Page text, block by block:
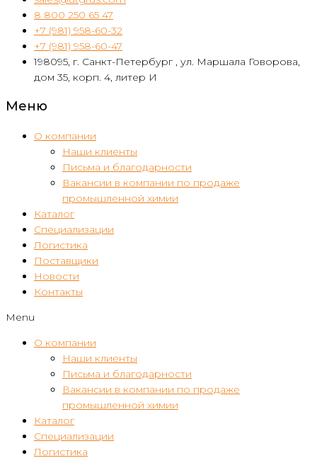
8 800 250 65 47
+7 (981) 958-60-32
+7 (981) 958-60-47
198095, г. Санкт-Петербург , ул. Маршала Говорова,
дом 35, корп. 4, литер И
Меню
О компании
Наши клиенты
Письма и благодарности
Вакансии в компании по продаже
промышленной химии
Каталог
Специализации
Логистика
Поставщики
Новости
Контакты
Menu
О компании
Наши клиенты
Письма и благодарности
Вакансии в компании по продаже
промышленной химии
Каталог
Специализации
Логистика